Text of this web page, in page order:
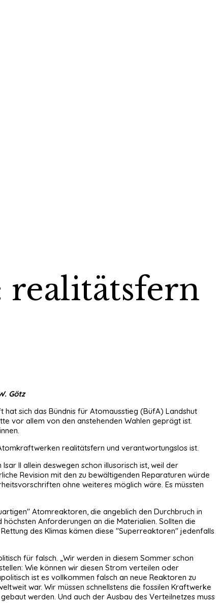
Götz
sich das Bündnis für Atomausstieg (BüfA) Landshut
vor allem von den anstehenden Wahlen geprägt ist.
realitätsfern und verantwortungslos ist.
II allein deswegen schon illusorisch ist, weil der
Revision mit den zu bewältigenden Reparaturen würde
ohne weiteres möglich wäre. Es müssten
Atomreaktoren, die angeblich den Durchbruch in
Anforderungen an die Materialien. Sollten die
des Klimas kämen diese "Superreaktoren" jedenfalls
für falsch. „Wir werden in diesem Sommer schon
Wie können wir diesen Strom verteilen oder
ist es vollkommen falsch an neue Reaktoren zu
war. Wir müssen schnellstens die fossilen Kraftwerke
werden. Und auch der Ausbau des Verteilnetzes muss